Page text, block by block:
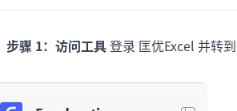
步骤 1：访问工具登录 匡优Excel 并转到